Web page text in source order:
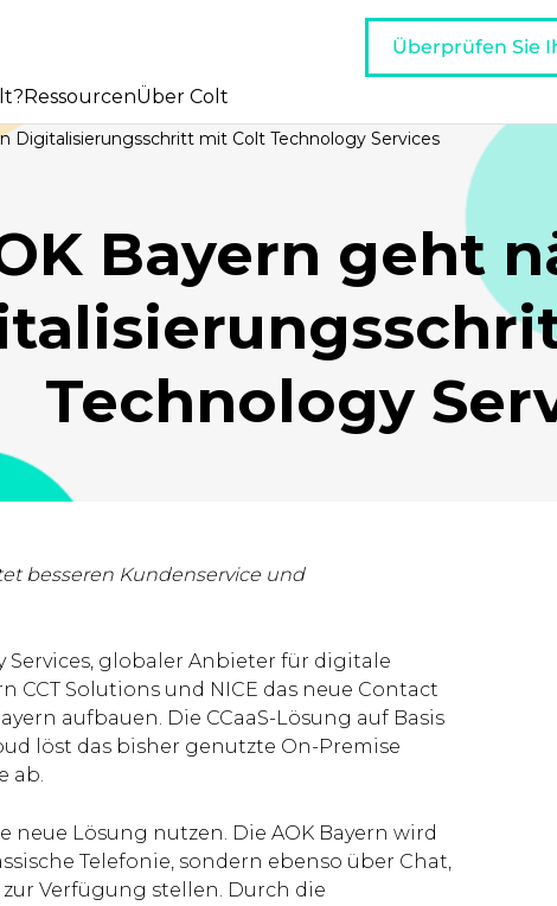
RessourcenÜber Colt
Überprüfen Sie
Bayern geht
Technology
Digitalisierungsschritt mit Colt Technology Services
besseren Kundenservice und
Services, globaler Anbieter für digitale
CCT Solutions und NICE das neue Contact
aufbauen. Die CCaaS-Lösung auf Basis
löst das bisher genutzte On-Premise
ab.
neue Lösung nutzen. Die AOK Bayern wird
Telefonie, sondern ebenso über Chat,
Verfügung stellen. Durch die